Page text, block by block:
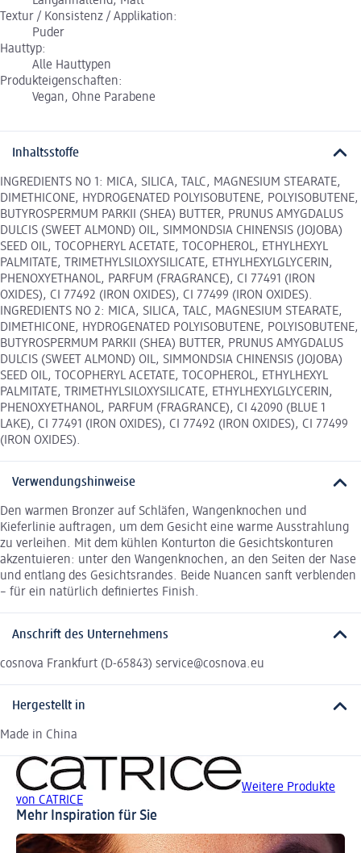
Textur / Konsistenz / Applikation:
Puder
Hauttyp:
Alle Hauttypen
Produkteigenschaften:
Vegan, Ohne Parabene
Inhaltsstoffe
INGREDIENTS NO 1: MICA, SILICA, TALC, MAGNESIUM STEARATE,
DIMETHICONE, HYDROGENATED POLYISOBUTENE, POLYISOBUTENE,
BUTYROSPERMUM PARKII (SHEA) BUTTER, PRUNUS AMYGDALUS
DULCIS (SWEET ALMOND) OIL, SIMMONDSIA CHINENSIS (JOJOBA)
SEED OIL, TOCOPHERYL ACETATE, TOCOPHEROL, ETHYLHEXYL
PALMITATE, TRIMETHYLSILOXYSILICATE, ETHYLHEXYLGLYCERIN,
PHENOXYETHANOL, PARFUM (FRAGRANCE), CI 77491 (IRON
OXIDES), CI 77492 (IRON OXIDES), CI 77499 (IRON OXIDES).
INGREDIENTS NO 2: MICA, SILICA, TALC, MAGNESIUM STEARATE,
DIMETHICONE, HYDROGENATED POLYISOBUTENE, POLYISOBUTENE,
BUTYROSPERMUM PARKII (SHEA) BUTTER, PRUNUS AMYGDALUS
DULCIS (SWEET ALMOND) OIL, SIMMONDSIA CHINENSIS (JOJOBA)
SEED OIL, TOCOPHERYL ACETATE, TOCOPHEROL, ETHYLHEXYL
PALMITATE, TRIMETHYLSILOXYSILICATE, ETHYLHEXYLGLYCERIN,
PHENOXYETHANOL, PARFUM (FRAGRANCE), CI 42090 (BLUE 1
LAKE), CI 77491 (IRON OXIDES), CI 77492 (IRON OXIDES), CI 77499
(IRON OXIDES).
Verwendungshinweise
Den warmen Bronzer auf Schläfen, Wangenknochen und
Kieferlinie auftragen, um dem Gesicht eine warme Ausstrahlung
zu verleihen. Mit dem kühlen Konturton die Gesichtskonturen
akzentuieren: unter den Wangenknochen, an den Seiten der Nase
und entlang des Gesichtsrandes. Beide Nuancen sanft verblenden
– für ein natürlich definiertes Finish.
Anschrift des Unternehmens
cosnova Frankfurt (D-65843) service@cosnova.eu
Hergestellt in
Made in China
Weitere Produkte
von CATRICE
Mehr Inspiration für Sie